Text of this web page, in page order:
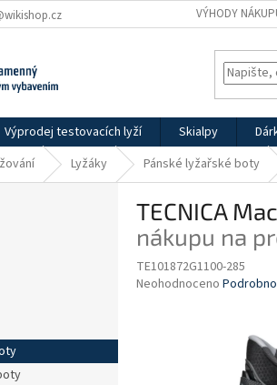
VÝHODY
Výprodej testovacích lyží Skialpy
Lyžáky Pánské lyžařské boty
TECNICA
nákupu na
TE101872G1100-285
Průměrné
Neohodnoceno